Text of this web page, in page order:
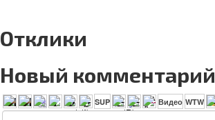
Отклики
Новый комментарий